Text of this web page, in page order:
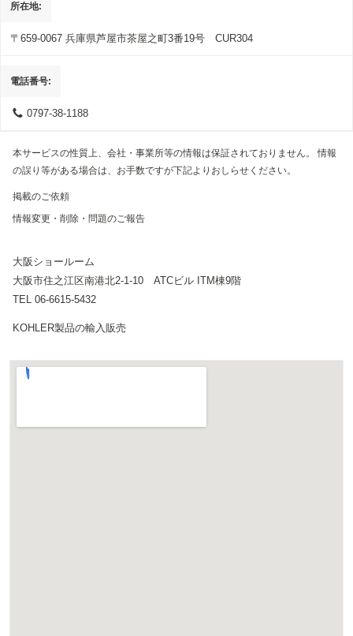
所在地
〒659-0067 兵庫県芦屋市茶屋之町3番19号 CUR304
電話番号
0797-38-1188
本サービスの性質上、会社・事業所等の情報は保証されておりません。 情報
の誤り等がある場合は、お手数ですが下記よりおしらせください。
掲載のご依頼
情報変更・削除・問題のご報告
大阪ショールーム
大阪市住之江区南港北2-1-10 ATCビル ITM棟9階
TEL 06-6615-5432
KOHLER製品の輸入販売